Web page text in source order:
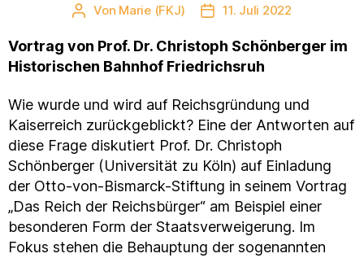
Beitragsautor
Von Marie (FKJ) Veröffentlichungsdatum
11. Juli 2022
Vortrag von Prof. Dr. Christoph Schönberger im
Historischen Bahnhof Friedrichsruh
Wie wurde und wird auf Reichsgründung und
Kaiserreich zurückgeblickt? Eine der Antworten auf
diese Frage diskutiert Prof. Dr. Christoph
Schönberger (Universität zu Köln) auf Einladung
der Otto-von-Bismarck-Stiftung in seinem Vortrag
„Das Reich der Reichsbürger“ am Beispiel einer
besonderen Form der Staatsverweigerung. Im
Fokus stehen die Behauptung der sogenannten